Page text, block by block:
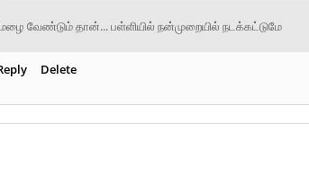
மழை வேண்டும் தான்... பள்ளியில் நன்முறையில் நடக்கட்டுமே
Delete